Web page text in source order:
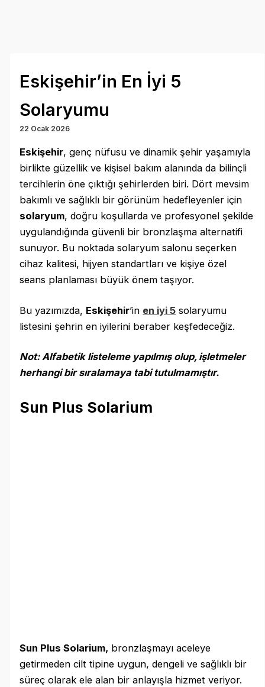
Eskişehir’in En İyi 5
Solaryumu
22 Ocak 2026
Eskişehir, genç nüfusu ve dinamik şehir yaşamıyla
birlikte güzellik ve kişisel bakım alanında da bilinçli
tercihlerin öne çıktığı şehirlerden biri. Dört mevsim
bakımlı ve sağlıklı bir görünüm hedefleyenler için
solaryum, doğru koşullarda ve profesyonel şekilde
uygulandığında güvenli bir bronzlaşma alternatifi
sunuyor. Bu noktada solaryum salonu seçerken
cihaz kalitesi, hijyen standartları ve kişiye özel
seans planlaması büyük önem taşıyor.
Bu yazımızda, Eskişehir’in en iyi 5 solaryumu
listesini şehrin en iyilerini beraber keşfedeceğiz.
Not: Alfabetik listeleme yapılmış olup, işletmeler
herhangi bir sıralamaya tabi tutulmamıştır.
Sun Plus Solarium
Sun Plus Solarium, bronzlaşmayı aceleye
getirmeden cilt tipine uygun, dengeli ve sağlıklı bir
süreç olarak ele alan bir anlayışla hizmet veriyor.